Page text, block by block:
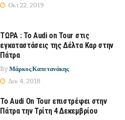
Οκτ 22, 2019
ΤΩΡΑ : Το Audi on Tour στις
εγκαταστάσεις της Δέλτα Καρ στην
Πάτρα
By Μάρκος Καπετανάκης
Δεκ 4, 2018
Το Audi On Tour επιστρέφει στην
Πάτρα την Τρίτη 4 Δεκεμβρίου